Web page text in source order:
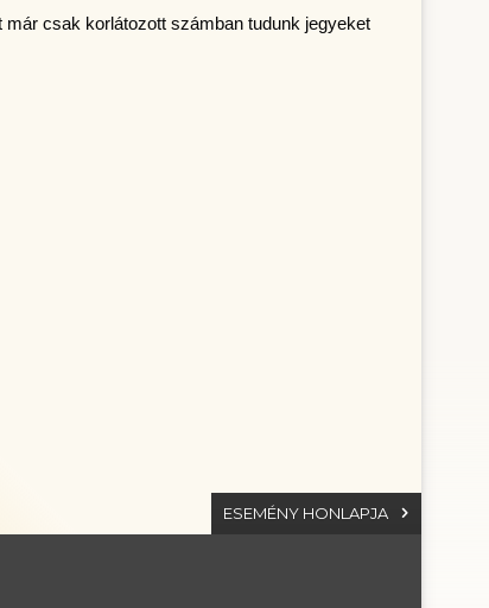
csak korlátozott számban tudunk jegyeket
ESEMÉNY HONLAPJA